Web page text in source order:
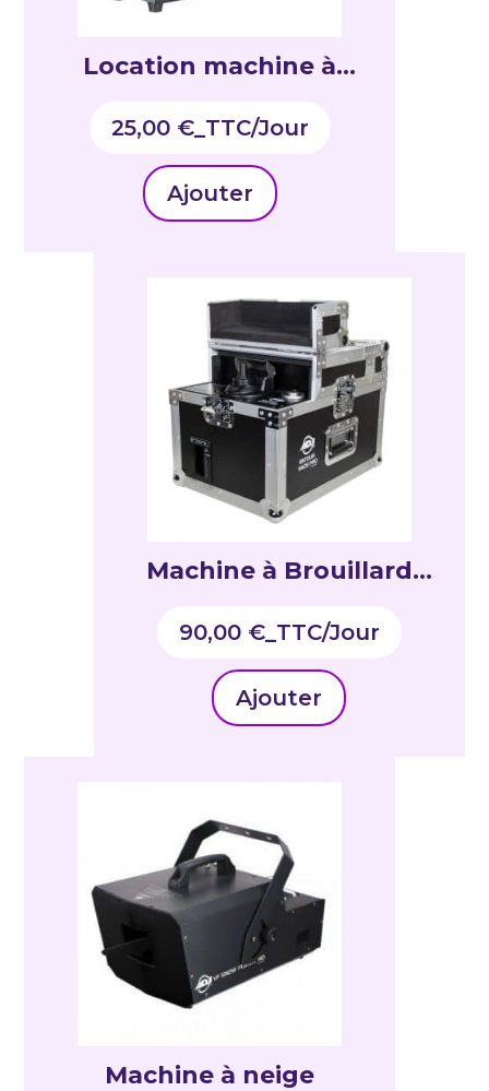
Location machine à
JR
25,00 €_TTC
Ajouter
Machine à Brouillard
90,00 €_TTC
Ajouter
Machine à neige